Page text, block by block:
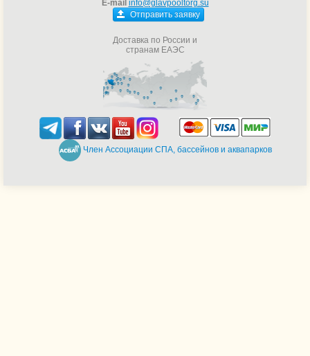
E-mail info@glavpooltorg.su
Отправить заявку
Доставка по России и
странам ЕАЭС
Член Ассоциации СПА, бассейнов и аквапарков